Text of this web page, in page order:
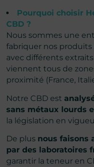
Pourquoi choisir
CBD ?
Nous sommes une
fabriquer nos produits
avec différents
viennent tous de
proximité (France,
Notre CBD est
sans métaux lourds
la législation en
De plus nous faisons
par des laboratoires
garantir la teneur en